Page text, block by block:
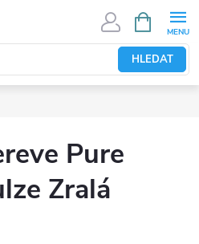
HLEDAT
NÁKUPNÍ
KOŠÍK
Pure
Zralá